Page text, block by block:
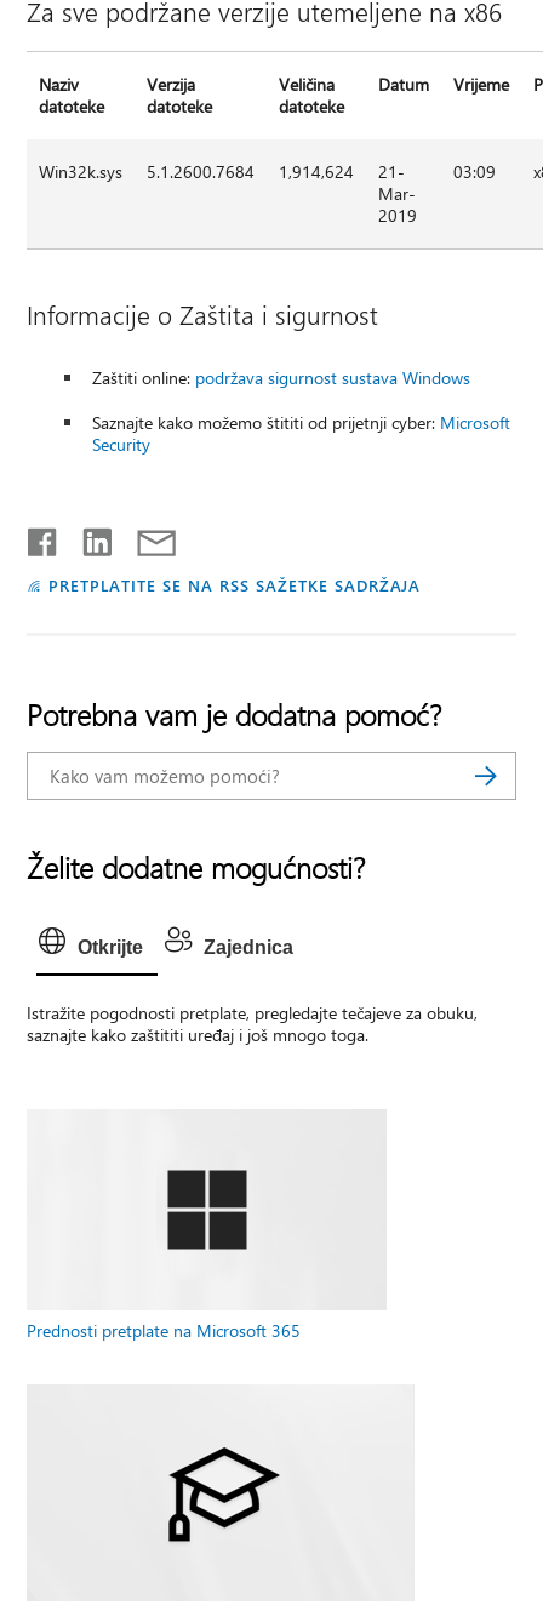
Za sve podržane verzije utemeljene na x86
Naziv
datoteke
Verzija
datoteke
Veličina
datoteke
Datum Vrijeme
Win32k.sys 5.1.2600.7684 1,914,624
21-
Mar-
2019
03:09
Informacije o Zaštita i sigurnost
Zaštiti online: podržava sigurnost sustava Windows
Saznajte kako možemo štititi od prijetnji cyber: Microsoft
Security
PRETPLATITE SE NA RSS SAŽETKE SADRŽAJA
Potrebna vam je dodatna pomoć?
Želite dodatne mogućnosti?
Otkrijte Zajednica
Istražite pogodnosti pretplate, pregledajte tečajeve za obuku,
saznajte kako zaštititi uređaj i još mnogo toga.
Prednosti pretplate na Microsoft 365